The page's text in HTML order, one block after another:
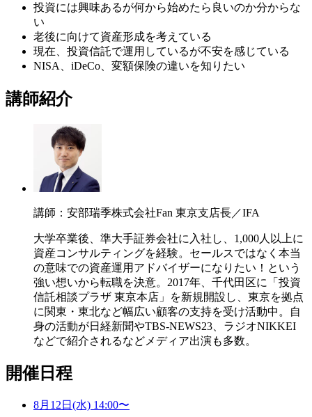
投資には興味あるが何から始めたら良いのか分からな
い
老後に向けて資産形成を考えている
現在、投資信託で運用しているが不安を感じている
NISA、iDeCo、変額保険の違いを知りたい
講師紹介
講師：安部瑞季株式会社Fan 東京支店長／IFA
大学卒業後、準大手証券会社に入社し、1,000人以上に
資産コンサルティングを経験。セールスではなく本当
の意味での資産運用アドバイザーになりたい！という
強い想いから転職を決意。2017年、千代田区に「投資
信託相談プラザ 東京本店」を新規開設し、東京を拠点
に関東・東北など幅広い顧客の支持を受け活動中。自
身の活動が日経新聞やTBS-NEWS23、ラジオNIKKEI
などで紹介されるなどメディア出演も多数。
開催日程
8月 12 日(水) 14:00〜